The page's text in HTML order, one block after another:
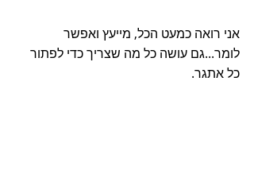
אני רואה כמעט הכל, מייעץ ואפשר
לומר...גם עושה כל מה שצריך כדי לפתור
כל אתגר.